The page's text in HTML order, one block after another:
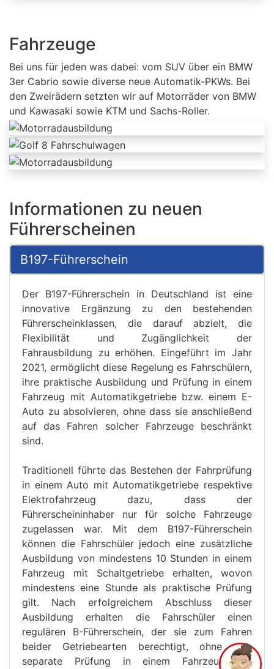
Fahrzeuge
Bei uns für jeden was dabei: vom SUV über ein BMW
3er Cabrio sowie diverse neue Automatik-PKWs. Bei
den Zweirädern setzten wir auf Motorräder von BMW
und Kawasaki sowie KTM und Sachs-Roller.
Informationen zu neuen
Führerscheinen
B197-Führerschein
Der B197-Führerschein in Deutschland ist eine
innovative Ergänzung zu den bestehenden
Führerscheinklassen, die darauf abzielt, die
Flexibilität und Zugänglichkeit der
Fahrausbildung zu erhöhen. Eingeführt im Jahr
2021, ermöglicht diese Regelung es Fahrschülern,
ihre praktische Ausbildung und Prüfung in einem
Fahrzeug mit Automatikgetriebe bzw. einem E-
Auto zu absolvieren, ohne dass sie anschließend
auf das Fahren solcher Fahrzeuge beschränkt
sind.
Traditionell führte das Bestehen der Fahrprüfung
in einem Auto mit Automatikgetriebe respektive
Elektrofahrzeug dazu, dass der
Führerscheininhaber nur für solche Fahrzeuge
zugelassen war. Mit dem B197-Führerschein
können die Fahrschüler jedoch eine zusätzliche
Ausbildung von mindestens 10 Stunden in einem
Fahrzeug mit Schaltgetriebe erhalten, wovon
mindestens eine Stunde als praktische Prüfung
gilt. Nach erfolgreichem Abschluss dieser
Ausbildung erhalten die Fahrschüler einen
regulären B-Führerschein, der sie zum Fahren
beider Getriebearten berechtigt, ohne eine
separate Prüfung in einem Fahrzeug mit